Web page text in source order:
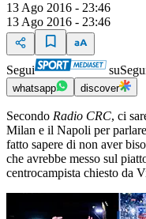
13 Ago 2016 - 23:46
13 Ago 2016 - 23:46
Segui su
whatsapp discover
Secondo Radio CRC, ci
Milan e il Napoli per
fatto sapere di non aver
che avrebbe messo sul
centrocampista chiesto da